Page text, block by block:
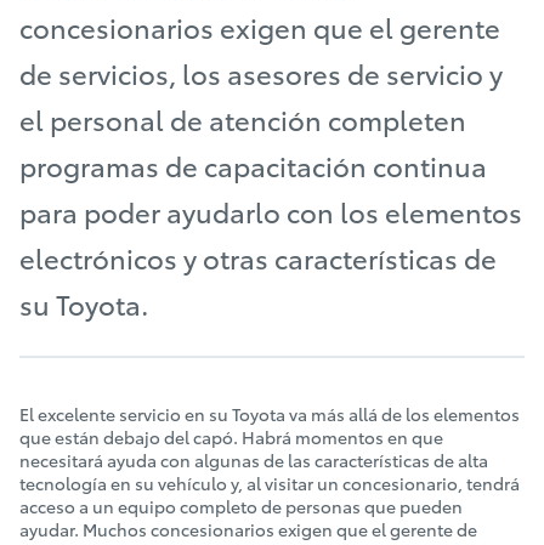
concesionarios exigen que el gerente
de servicios, los asesores de servicio y
el personal de atención completen
programas de capacitación continua
para poder ayudarlo con los elementos
electrónicos y otras características de
su Toyota.
El excelente servicio en su Toyota va más allá de los elementos
que están debajo del capó. Habrá momentos en que
necesitará ayuda con algunas de las características de alta
tecnología en su vehículo y, al visitar un concesionario, tendrá
acceso a un equipo completo de personas que pueden
ayudar. Muchos concesionarios exigen que el gerente de